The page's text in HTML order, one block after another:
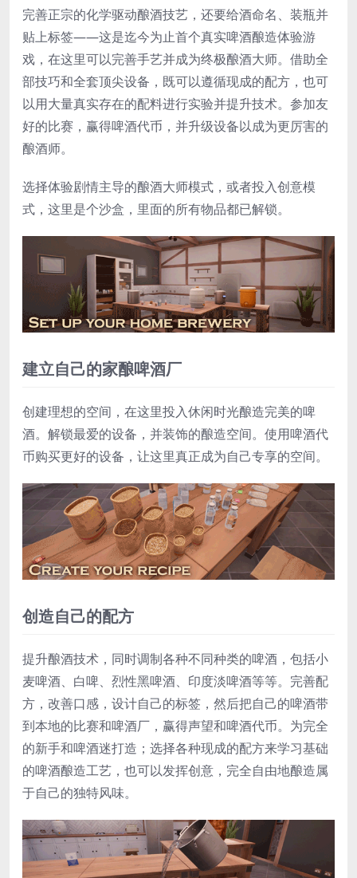
完善正宗的化学驱动酿酒技艺，还要给酒命名、装瓶并
贴上标签——这是迄今为止首个真实啤酒酿造体验游
戏，在这里可以完善手艺并成为终极酿酒大师。借助全
部技巧和全套顶尖设备，既可以遵循现成的配方，也可
以用大量真实存在的配料进行实验并提升技术。参加友
好的比赛，赢得啤酒代币，并升级设备以成为更厉害的
酿酒师。
选择体验剧情主导的酿酒大师模式，或者投入创意模
式，这里是个沙盒，里面的所有物品都已解锁。
建立自己的家酿啤酒厂
创建理想的空间，在这里投入休闲时光酿造完美的啤
酒。解锁最爱的设备，并装饰的酿造空间。使用啤酒代
币购买更好的设备，让这里真正成为自己专享的空间。
创造自己的配方
提升酿酒技术，同时调制各种不同种类的啤酒，包括小
麦啤酒、白啤、烈性黑啤酒、印度淡啤酒等等。完善配
方，改善口感，设计自己的标签，然后把自己的啤酒带
到本地的比赛和啤酒厂，赢得声望和啤酒代币。为完全
的新手和啤酒迷打造；选择各种现成的配方来学习基础
的啤酒酿造工艺，也可以发挥创意，完全自由地酿造属
于自己的独特风味。